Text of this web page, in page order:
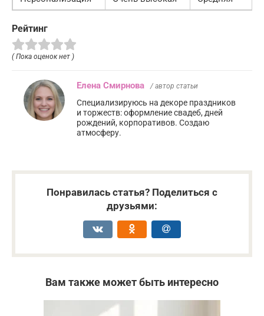
Рейтинг
( Пока оценок нет )
Елена Смирнова / автор статьи
Специализируюсь на декоре праздников
и торжеств: оформление свадеб, дней
рождений, корпоративов. Создаю
атмосферу.
Понравилась статья? Поделиться с
друзьями:
Вам также может быть интересно